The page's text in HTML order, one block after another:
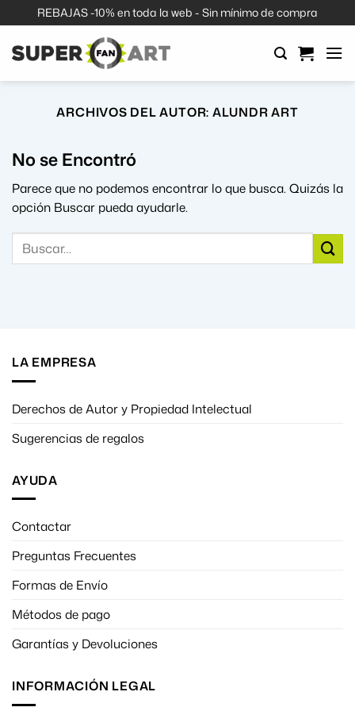
al
contenido
REBAJAS -10% en toda la web - Sin mínimo de compra
ARCHIVOS DEL AUTOR: ALUNDR ART
No se Encontró
Parece que no podemos encontrar lo que busca. Quizás la
opción Buscar pueda ayudarle.
LA EMPRESA
Derechos de Autor y Propiedad Intelectual
Sugerencias de regalos
AYUDA
Contactar
Preguntas Frecuentes
Formas de Envío
Métodos de pago
Garantías y Devoluciones
INFORMACIÓN LEGAL